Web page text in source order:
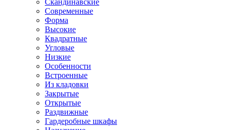
Скандинавские
Современные
Форма
Высокие
Квадратные
Угловые
Низкие
Особенности
Встроенные
Из кладовки
Закрытые
Открытые
Раздвижные
Гардеробные шкафы